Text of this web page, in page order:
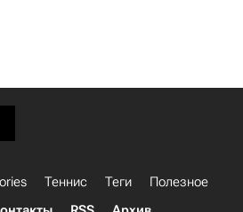
Теннис Теги
Полезное